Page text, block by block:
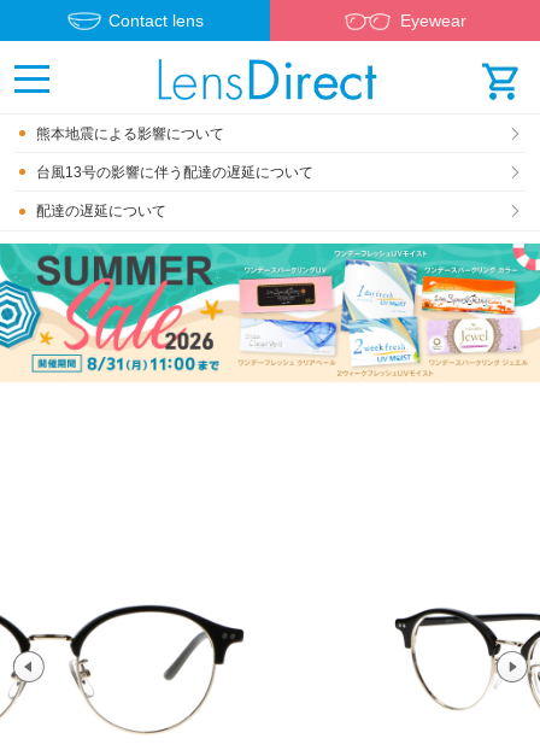
Contact lens Eyewear
熊本地震による影響について
台風13号の影響に伴う配達の遅延について
配達の遅延について